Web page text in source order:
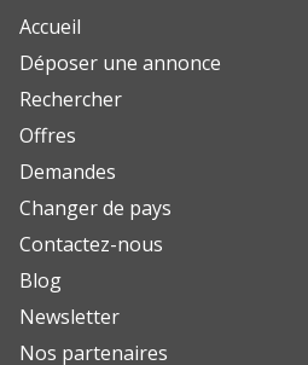
Accueil
Déposer une annonce
Rechercher
Offres
Demandes
Changer de pays
Contactez-nous
Blog
Newsletter
Nos partenaires